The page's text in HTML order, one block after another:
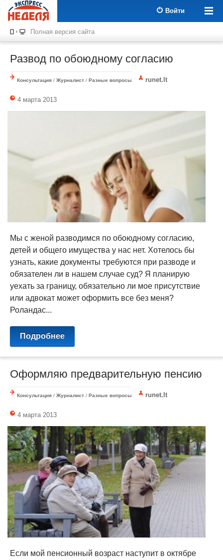
Войти
Полная версия сайта
Развод по обоюдному согласию
Консультация / Журналист / Разные вопросы runet.lt
4 марта 2013
Мы с женой разводимся по обоюдному согласию,
детей и общего имущества у нас нет. Хотелось бы
узнать, какие документы требуются при разводе и
обязателен ли в нашем случае суд? Я планирую
уехать за границу, обязательно ли мое присутствие
или адвокат может оформить все без меня?
Роландас...
Подробнее
Оформляю предварительную пенсию
Консультация / Журналист / Разные вопросы runet.lt
4 марта 2013
Если мой пенсионный возраст наступит в октябре